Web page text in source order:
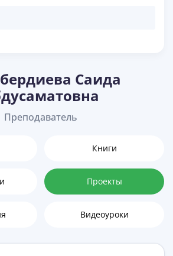
Саида
Преподаватель
Книги
Проекты
Видеоуроки